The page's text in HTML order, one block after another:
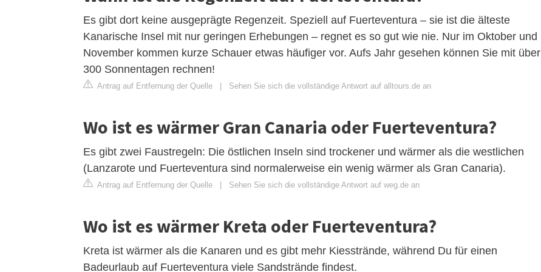
Es gibt dort keine ausgeprägte Regenzeit. Speziell auf Fuerteventura – sie ist die älteste
Kanarische Insel mit nur geringen Erhebungen – regnet es so gut wie nie. Nur im Oktober und
November kommen kurze Schauer etwas häufiger vor. Aufs Jahr gesehen können Sie mit über
300 Sonnentagen rechnen!
Antrag auf Entfernung der Quelle | Sehen Sie sich die vollständige Antwort auf alltours.de an
Wo ist es wärmer Gran Canaria oder Fuerteventura?
Es gibt zwei Faustregeln: Die östlichen Inseln sind trockener und wärmer als die westlichen
(Lanzarote und Fuerteventura sind normalerweise ein wenig wärmer als Gran Canaria).
Antrag auf Entfernung der Quelle | Sehen Sie sich die vollständige Antwort auf weg.de an
Wo ist es wärmer Kreta oder Fuerteventura?
Kreta ist wärmer als die Kanaren und es gibt mehr Kiesstrände, während Du für einen
Badeurlaub auf Fuerteventura viele Sandstrände findest.